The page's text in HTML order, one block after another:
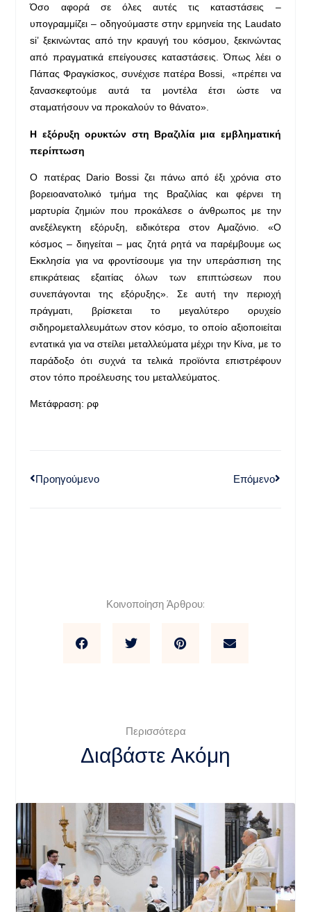
Όσο αφορά σε όλες αυτές τις καταστάσεις –
υπογραμμίζει – οδηγούμαστε στην ερμηνεία της Laudato
si’ ξεκινώντας από την κραυγή του κόσμου, ξεκινώντας
από πραγματικά επείγουσες καταστάσεις. Όπως λέει ο
Πάπας Φραγκίσκος, συνέχισε πατέρα Bossi, «πρέπει να
ξανασκεφτούμε αυτά τα μοντέλα έτσι ώστε να
σταματήσουν να προκαλούν το θάνατο».
Η εξόρυξη ορυκτών στη Βραζιλία μια εμβληματική
περίπτωση
Ο πατέρας Dario Bossi ζει πάνω από έξι χρόνια στο
βορειοανατολικό τμήμα της Βραζιλίας και φέρνει τη
μαρτυρία ζημιών που προκάλεσε ο άνθρωπος με την
ανεξέλεγκτη εξόρυξη, ειδικότερα στον Αμαζόνιο. «Ο
κόσμος – διηγείται – μας ζητά ρητά να παρέμβουμε ως
Εκκλησία για να φροντίσουμε για την υπεράσπιση της
επικράτειας εξαιτίας όλων των επιπτώσεων που
συνεπάγονται της εξόρυξης». Σε αυτή την περιοχή
πράγματι, βρίσκεται το μεγαλύτερο ορυχείο
σιδηρομεταλλευμάτων στον κόσμο, το οποίο αξιοποιείται
εντατικά για να στείλει μεταλλεύματα μέχρι την Κίνα, με το
παράδοξο ότι συχνά τα τελικά προϊόντα επιστρέφουν
στον τόπο προέλευσης του μεταλλεύματος.
Μετάφραση: ρφ
Προηγούμενο Επόμενο
Κοινοποίηση Άρθρου:
Περισσότερα
Διαβάστε Ακόμη